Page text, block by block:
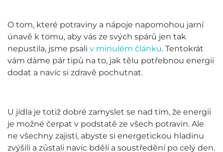
O tom, které potraviny a nápoje napomohou jarní
únavě k tomu, aby vás ze svých spárů jen tak
nepustila, jsme psali v minulém článku. Tentokrát
vám dáme pár tipů na to, jak tělu potřebnou energii
dodat a navíc si zdravě pochutnat.
U jídla je totiž dobré zamyslet se nad tím, že energii
je možné čerpat v podstatě ze všech potravin. Ale
ne všechny zajistí, abyste si energetickou hladinu
zvýšili a zůstali navíc bdělí a soustředění po celý den.